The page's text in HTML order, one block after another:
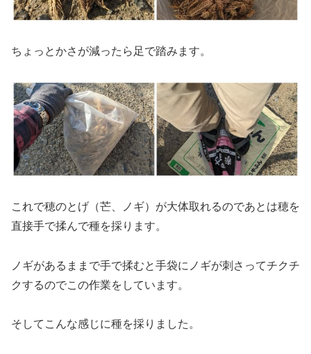
ちょっとかさが減ったら足で踏みます。
これで穂のとげ（芒、ノギ）が大体取れるのであとは穂を
直接手で揉んで種を採ります。
ノギがあるままで手で揉むと手袋にノギが刺さってチクチ
クするのでこの作業をしています。
そしてこんな感じに種を採りました。